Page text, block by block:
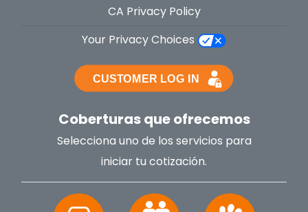
CA Privacy Policy
Your Privacy Choices
Coberturas que ofrecemos
Selecciona uno de los servicios para
iniciar tu cotización.